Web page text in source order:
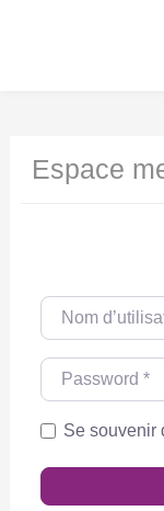
Espace
Nom
Password
Se souvenir